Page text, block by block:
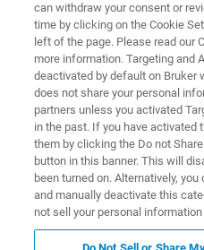
50フレーム/秒の最高
can withdraw your consent or
time by clicking on the Cookie
left of the page. Please read our
more information. Targeting and
deactivated by default on Bruker
does not share your personal
partners unless you activated
in the past. If you have activated
them by clicking the Do not
button in this banner. This will
been turned on. Alternatively,
and manually deactivate this
not sell your personal